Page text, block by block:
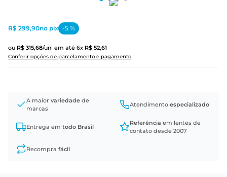
ou R$ 315,68/uni em até 6x R$ 52,61
Conferir opções de parcelamento e pagamento
R$ 299,90no pix -5 %
A maior variedade de
marcas
Atendimento especializado
Entrega em todo Brasil
Referência em lentes de
contato desde 2007
Recompra fácil